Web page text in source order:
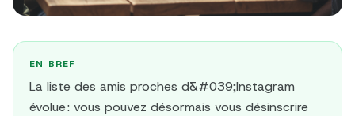
EN BREF
La liste des amis proches d&#039;Instagram
évolue : vous pouvez désormais vous désinscrire